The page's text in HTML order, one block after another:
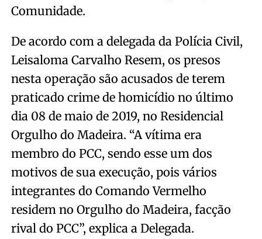
Comunidade.
De acordo com a delegada da Polícia Civil,
Leisaloma Carvalho Resem, os presos
nesta operação são acusados de terem
praticado crime de homicídio no último
dia 08 de maio de 2019, no Residencial
Orgulho do Madeira. “A vítima era
membro do PCC, sendo esse um dos
motivos de sua execução, pois vários
integrantes do Comando Vermelho
residem no Orgulho do Madeira, facção
rival do PCC”, explica a Delegada.